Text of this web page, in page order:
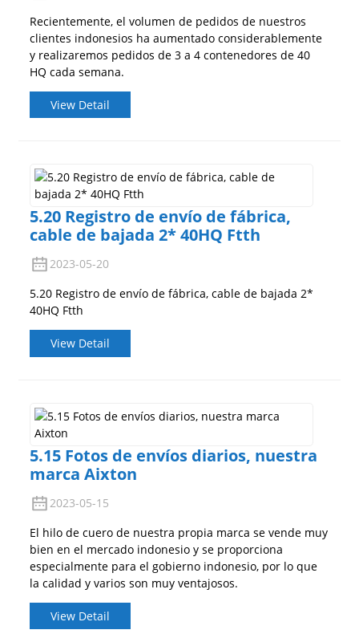
Recientemente, el volumen de pedidos de nuestros
clientes indonesios ha aumentado considerablemente
y realizaremos pedidos de 3 a 4 contenedores de 40
HQ cada semana.
View Detail
5.20 Registro de envío de fábrica,
cable de bajada 2* 40HQ Ftth
2023-05-20
5.20 Registro de envío de fábrica, cable de bajada 2*
40HQ Ftth
View Detail
5.15 Fotos de envíos diarios, nuestra
marca Aixton
2023-05-15
El hilo de cuero de nuestra propia marca se vende muy
bien en el mercado indonesio y se proporciona
especialmente para el gobierno indonesio, por lo que
la calidad y varios son muy ventajosos.
View Detail